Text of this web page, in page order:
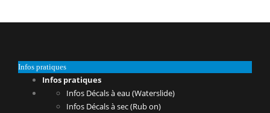
Infos pratiques
Infos pratiques
Infos Décals à eau (Waterslide)
Infos Décals à sec (Rub on)